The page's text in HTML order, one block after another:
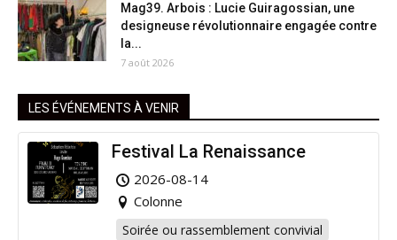
Mag39. Arbois : Lucie Guiragossian, une
designeuse révolutionnaire engagée contre
la...
7 août 2026
LES ÉVÉNEMENTS À VENIR
Festival La Renaissance
2026-08-14
Colonne
Soirée ou rassemblement convivial